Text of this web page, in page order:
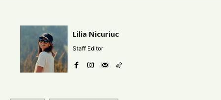
Lilia Nicuriuc
Staff Editor